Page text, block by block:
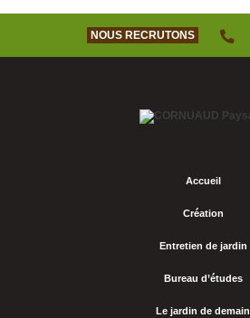
NOUS RECRUTONS
Accueil
Création
Entretien de jardin
Bureau d’études
Le jardin de demain